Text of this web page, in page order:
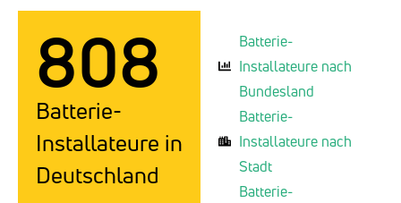
808
Batterie-
Installateure in
Deutschland
Batterie-
Installateure nach
Bundesland
Batterie-
Installateure nach
Stadt
Batterie-